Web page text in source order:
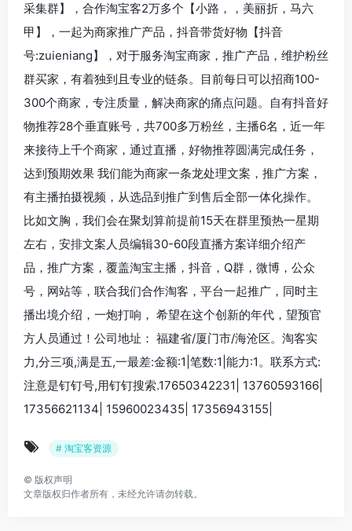
采集群】，合作淘宝客2万多个【小路，，美丽折，马六
甲】，一起为商家推广产品，抖音带货好物【抖音
号:zuieniang】，对于服务淘宝商家，推广产品，维护粉丝
群买家，有着独到且专业的链条。目前每日可以招商100-
300个商家，专注质量，解决商家的痛点问题。自有抖音好
物推荐28个垂直账号，共700多万粉丝，主播6名，近一年
来接待上千个商家，通过直播，好物推荐圆满完成任务，
达到预期效果 我们能为商家一条龙处理文案，推广方案，
有主播拍摄视频，从选品到推广到售后全部一体化操作。
比如文胸，我们会在聚划算前提前15天在群里预热一星期
左右，安排文案人员编辑30-60段直播方案详细介绍产
品，推广方案，覆盖淘宝主播，抖音，Q群，微博，公众
号，网站等，联合我们合作淘客，平台一起推广，同时主
播出境介绍，一炮打响， 希望在这个创新的年代，望预官
方人员通过！公司地址： 福建省/厦门市/海沧区。淘客实
力,分三项,满是五,一最差:金额:1|笔数:1|能力:1。联系方式:
注意是钉钉号,用钉钉搜索.17650342231| 13760593166|
17356621134| 15960023435| 17356943155|
# 淘宝客资源
© 版权声明
文章版权归作者所有，未经允许请勿转载。